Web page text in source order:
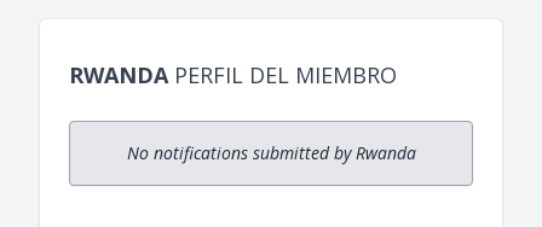
RWANDA PERFIL DEL MIEMBRO
No notifications submitted by Rwanda